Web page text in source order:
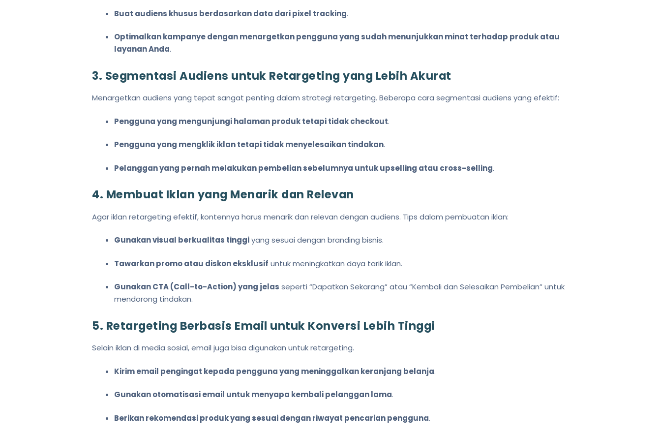
Buat audiens khusus berdasarkan data dari pixel tracking.
Optimalkan kampanye dengan menargetkan pengguna yang sudah menunjukkan minat terhadap produk atau
layanan Anda.
3. Segmentasi Audiens untuk Retargeting yang Lebih Akurat
Menargetkan audiens yang tepat sangat penting dalam strategi retargeting. Beberapa cara segmentasi audiens yang efektif:
Pengguna yang mengunjungi halaman produk tetapi tidak checkout.
Pengguna yang mengklik iklan tetapi tidak menyelesaikan tindakan.
Pelanggan yang pernah melakukan pembelian sebelumnya untuk upselling atau cross-selling.
4. Membuat Iklan yang Menarik dan Relevan
Agar iklan retargeting efektif, kontennya harus menarik dan relevan dengan audiens. Tips dalam pembuatan iklan:
Gunakan visual berkualitas tinggiyang sesuai dengan branding bisnis.
Tawarkan promo atau diskon eksklusif untuk meningkatkan daya tarik iklan.
Gunakan CTA (Call-to-Action) yang jelas seperti “Dapatkan Sekarang” atau “Kembali dan Selesaikan Pembelian” untuk
mendorong tindakan.
5. Retargeting Berbasis Email untuk Konversi Lebih Tinggi
Selain iklan di media sosial, email juga bisa digunakan untuk retargeting.
Kirim email pengingat kepada pengguna yang meninggalkan keranjang belanja.
Gunakan otomatisasi email untuk menyapa kembali pelanggan lama.
Berikan rekomendasi produk yang sesuai dengan riwayat pencarian pengguna.